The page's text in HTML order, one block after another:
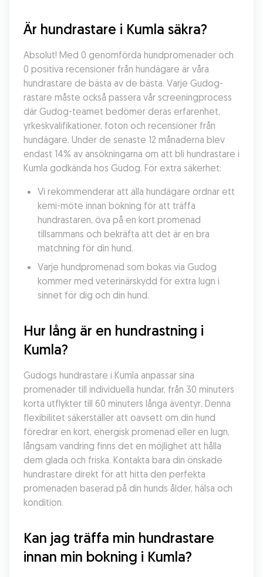
Är hundrastare i Kumla säkra?
Absolut! Med 0 genomförda hundpromenader och
0 positiva recensioner från hundägare är våra
hundrastare de bästa av de bästa. Varje Gudog-
rastare måste också passera vår screeningprocess
där Gudog-teamet bedömer deras erfarenhet,
yrkeskvalifikationer, foton och recensioner från
hundägare. Under de senaste 12 månaderna blev
endast 14% av ansökningarna om att bli hundrastare i
Kumla godkända hos Gudog. För extra säkerhet:
Vi rekommenderar att alla hundägare ordnar ett
kemi-möte innan bokning för att träffa
hundrastaren, öva på en kort promenad
tillsammans och bekräfta att det är en bra
matchning för din hund.
Varje hundpromenad som bokas via Gudog
kommer med veterinärskydd för extra lugn i
sinnet för dig och din hund.
Hur lång är en hundrastning i
Kumla?
Gudogs hundrastare i Kumla anpassar sina
promenader till individuella hundar, från 30 minuters
korta utflykter till 60 minuters långa äventyr. Denna
flexibilitet säkerställer att oavsett om din hund
föredrar en kort, energisk promenad eller en lugn,
långsam vandring finns det en möjlighet att hålla
dem glada och friska. Kontakta bara din önskade
hundrastare direkt för att hitta den perfekta
promenaden baserad på din hunds ålder, hälsa och
kondition.
Kan jag träffa min hundrastare
innan min bokning i Kumla?